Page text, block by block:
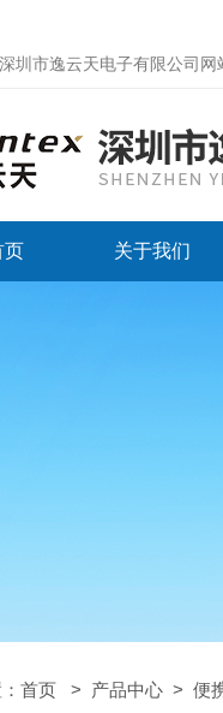
深圳市逸云天电子有限公司网
页 关于我们
首页 > 产品中心 > 便